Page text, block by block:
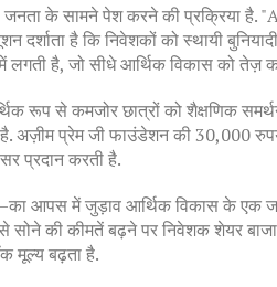
के सामने पेश करने की प्रक्रियाहै.
है कि निवेशकों को स्थायी बुनियादी
है, जो सीधे आर्थिक विकास को तेज़
रूप से कमजोर छात्रों को शैक्षणिक
है. अज़ीम प्रेम जी फाउंडेशन की 30,000
प्रदान करती है.
आपस में जुड़ाव आर्थिक विकास के एक
की कीमतें बढ़ने पर निवेशक शेयर
मूल्य बढ़ता है.